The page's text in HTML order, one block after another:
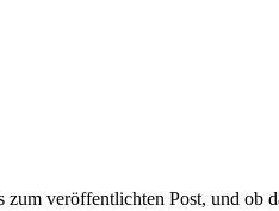
veröffentlichten Post, und ob